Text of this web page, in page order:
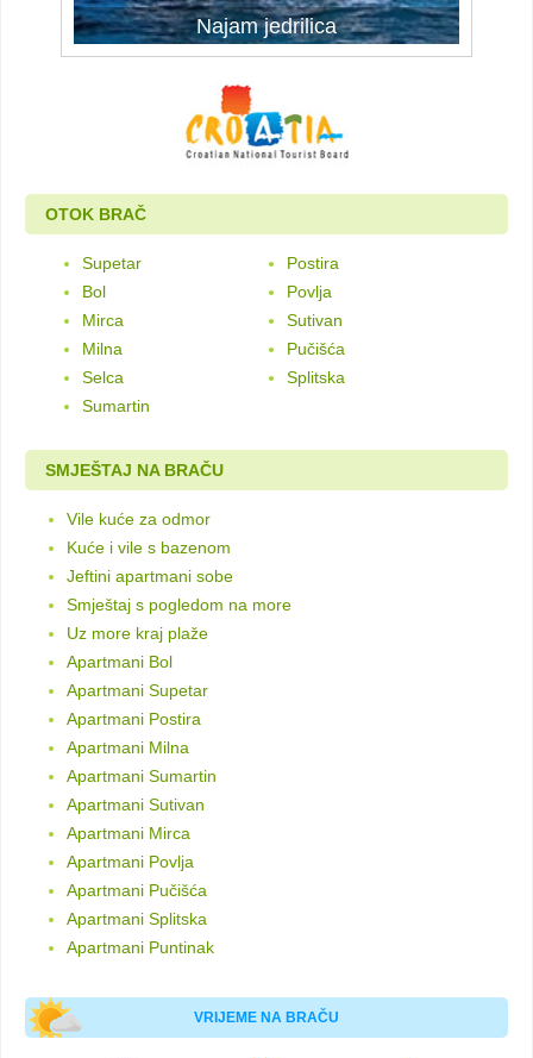
Najam jedrilica
Najam jedrilica
OTOK BRAČ
Supetar
Postira
Bol
Povlja
Mirca
Sutivan
Milna
Pučišća
Selca
Splitska
Sumartin
SMJEŠTAJ NA BRAČU
Vile kuće za odmor
Kuće i vile s bazenom
Jeftini apartmani sobe
Smještaj s pogledom na more
Uz more kraj plaže
Apartmani Bol
Apartmani Supetar
Apartmani Postira
Apartmani Milna
Apartmani Sumartin
Apartmani Sutivan
Apartmani Mirca
Apartmani Povlja
Apartmani Pučišća
Apartmani Splitska
Apartmani Puntinak
VRIJEME NA BRAČU